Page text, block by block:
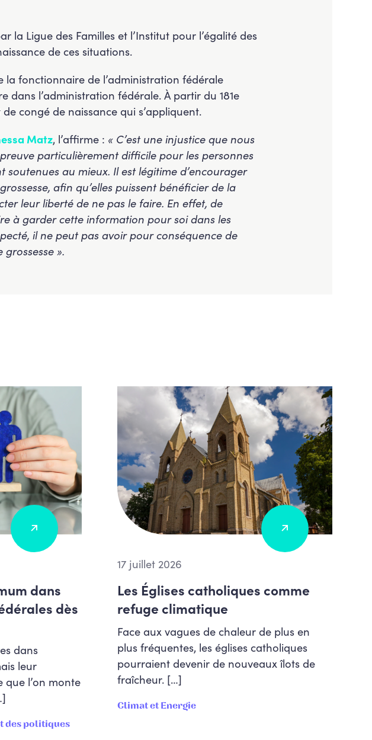
Ligue des Familles et l’Institut pour l’égalité des
de ces situations.
la fonctionnaire de l’administration fédérale
l’administration fédérale. À partir du 181e
congé de naissance qui s’appliquent.
Matz, l’affirme : « C’est une injustice que nous
particulièrement difficile pour les personnes
soutenues au mieux. Il est légitime d’encourager
afin qu’elles puissent bénéficier de la
leur liberté de ne pas le faire. En effet, de
à garder cette information pour soi dans les
il ne peut pas avoir pour conséquence de
».
dans
dès
dans
leur
que l’on monte
des politiques
17 juillet 2026
Les Églises catholiques comme
refuge climatique
Face aux vagues de chaleur de plus en
plus fréquentes, les églises catholiques
pourraient devenir de nouveaux îlots de
fraîcheur. […]
Climat et Energie